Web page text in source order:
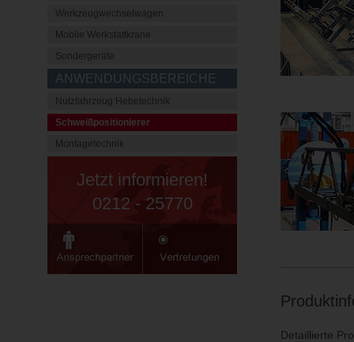
Werkzeugwechselwagen
Mobile Werkstattkrane
Sondergeräte
ANWENDUNGSBEREICHE
Nutzfahrzeug Hebetechnik
Schweißpositionierer
Montagetechnik
Jetzt informieren!
0212 - 25770
Detaillierte